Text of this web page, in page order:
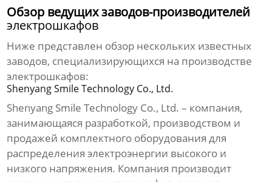
Обзор ведущих заводов-производителей
электрошкафов
Ниже представлен обзор нескольких известных
заводов, специализирующихся на производстве
электрошкафов:
Shenyang Smile Technology Co., Ltd.
Shenyang Smile Technology Co., Ltd. – компания,
занимающаяся разработкой, производством и
продажей комплектного оборудования для
распределения электроэнергии высокого и
низкого напряжения. Компания производит